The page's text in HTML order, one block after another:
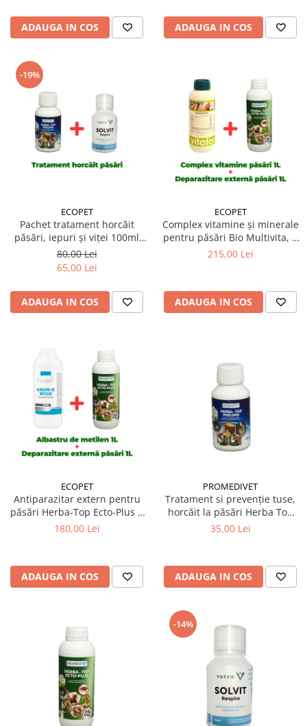
ADAUGA IN COS ADAUGA IN COS
-19%
ECOPET
Pachet tratament horcăit
păsări, iepuri și viței 100ml
Herba Top Pneumo + Solvit
Respiro
80,00 Lei
65,00 Lei
ADAUGA IN COS
ECOPET
Complex vitamine și minerale
pentru păsări Bio Multivita, 1
Litru + Antiparazitar extern
215,00 Lei
ADAUGA IN COS
ECOPET
Antiparazitar extern pentru
păsări Herba-Top Ecto-Plus 1
L + Albastru de metilen 1 litru
180,00 Lei
ADAUGA IN COS
PROMEDIVET
Tratament si prevenție tuse,
horcăit la păsări Herba Top
Pneumo 100 ml
35,00 Lei
ADAUGA IN COS
-14%